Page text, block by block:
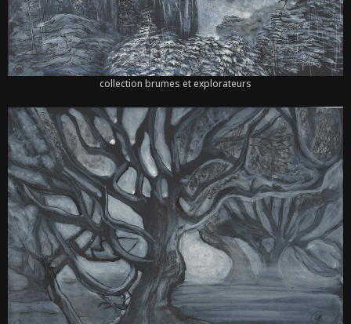
collection brumes et explorateurs